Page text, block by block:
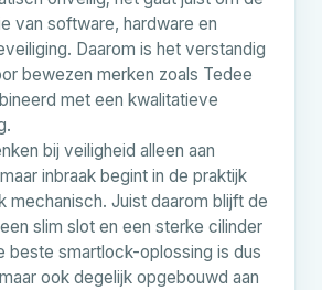
van software, hardware en
Daarom is het verstandig
bewezen merken zoals Tedee
met een kwalitatieve
bij veiligheid alleen aan
inbraak begint in de praktijk
mechanisch. Juist daarom blijft de
slim slot en een sterke cilinder
beste smartlock-oplossing is dus
ook degelijk opgebouwd aan